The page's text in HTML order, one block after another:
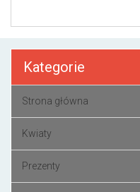
Kategorie
Strona główna
Kwiaty
Prezenty